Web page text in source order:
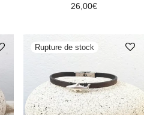
26,00€